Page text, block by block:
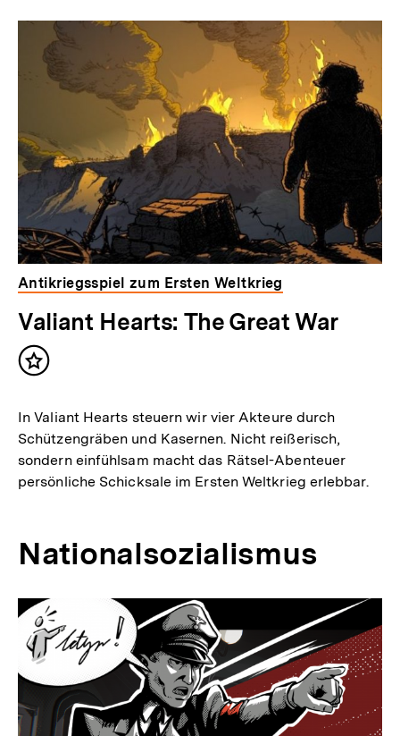
Antikriegsspiel zum Ersten Weltkrieg
Valiant Hearts: The Great War
Inhalt
In Valiant Hearts steuern wir vier Akteure durch
Schützengräben und Kasernen. Nicht reißerisch,
sondern einfühlsam macht das Rätsel-Abenteuer
persönliche Schicksale im Ersten Weltkrieg erlebbar.
Nationalsozialismus